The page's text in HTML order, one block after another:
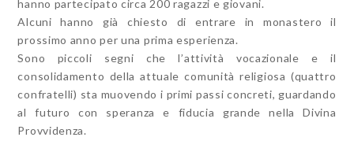
hanno partecipato circa 200 ragazzi e giovani.
Alcuni hanno già chiesto di entrare in monastero il
prossimo anno per una prima esperienza.
Sono piccoli segni che l’attività vocazionale e il
consolidamento della attuale comunità religiosa (quattro
confratelli) sta muovendo i primi passi concreti, guardando
al futuro con speranza e fiducia grande nella Divina
Provvidenza.